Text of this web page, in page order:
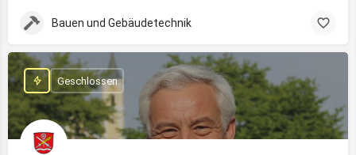
Bauen und Gebäudetechnik
Geschlossen